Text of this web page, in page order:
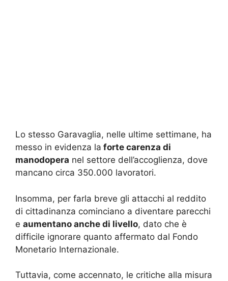
Lo stesso Garavaglia, nelle ultime settimane, ha
messo in evidenza la forte carenza di
manodopera nel settore dell’accoglienza, dove
mancano circa 350.000 lavoratori.
Insomma, per farla breve gli attacchi al reddito
di cittadinanza cominciano a diventare parecchi
e aumentano anche di livello, dato che è
difficile ignorare quanto affermato dal Fondo
Monetario Internazionale.
Tuttavia, come accennato, le critiche alla misura